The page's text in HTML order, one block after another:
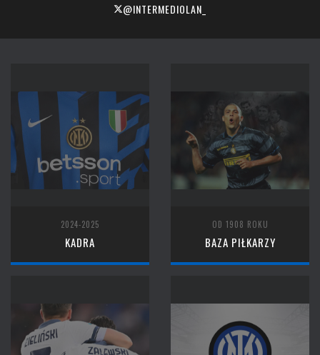
@INTERMEDIOLAN_
2024-2025
KADRA
OD 1908 ROKU
BAZA PIŁKARZY